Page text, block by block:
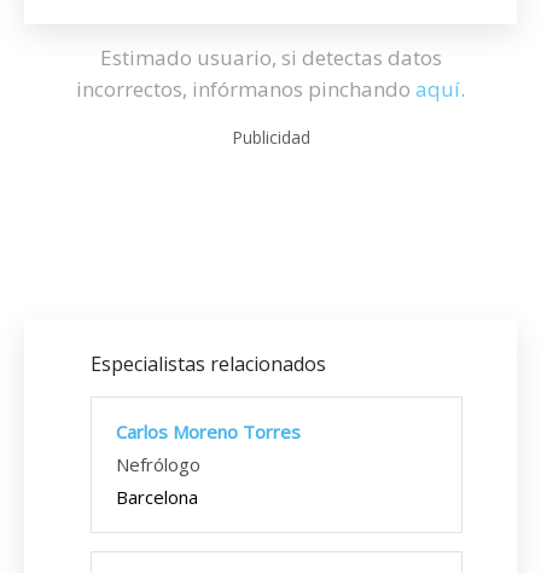
Estimado usuario, si detectas datos
incorrectos, infórmanos pinchando aquí.
Publicidad
Especialistas relacionados
Carlos Moreno Torres
Nefrólogo
Barcelona